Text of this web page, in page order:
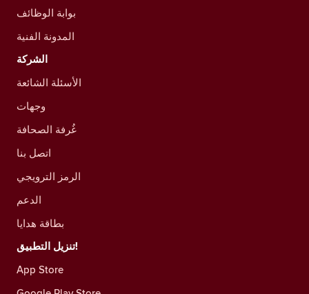
بوابة الوظائف
المدونة الفنية
الشركة
الأسئلة الشائعة
وجهات
غُرفة الصحافة
اتصل بنا
الرمز الترويجي
الدعم
بطاقة هدايا
تنزيل التطبيق!
App Store